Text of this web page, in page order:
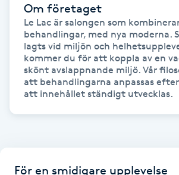
Kemisk peeling
Keratinbehandling
Kinesiologi
Kinesisk medicin
Om företaget
Le Lac är salongen som
behandlingar, med nya moderna.
lagts vid miljön och
kommer du för att koppla av en
skönt avslappnande miljö. Vår
att behandlingarna anpassas
att innehållet ständigt utvecklas.
För en smidigare upplevelse